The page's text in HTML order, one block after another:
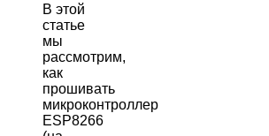
В этой
статье
мы
рассмотрим,
как
прошивать
микроконтроллер
ESP8266